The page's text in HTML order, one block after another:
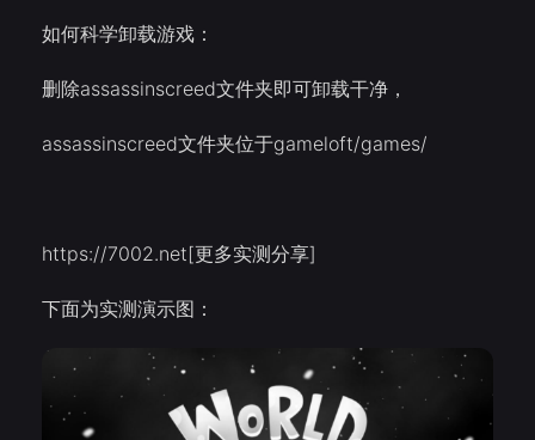
如何科学卸载游戏：
删除assassinscreed文件夹即可卸载干净，
assassinscreed文件夹位于gameloft/games/
https://7002.net[更多实测分享]
下面为实测演示图：